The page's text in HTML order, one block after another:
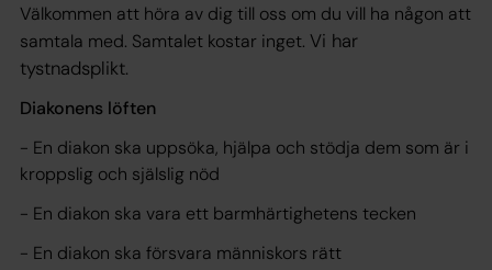
Välkommen att höra av dig till oss om du vill ha någon att
samtala med. Samtalet kostar inget. Vi har
tystnadsplikt.
Diakonens löften
- En diakon ska uppsöka, hjälpa och stödja dem som är i
kroppslig och själslig nöd
- En diakon ska vara ett barmhärtighetens tecken
- En diakon ska försvara människors rätt